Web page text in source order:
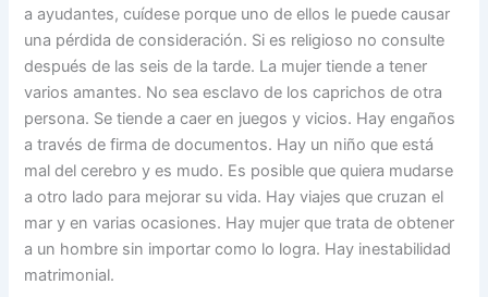
a ayudantes, cuídese porque uno de ellos le puede causar
una pérdida de consideración. Si es religioso no consulte
después de las seis de la tarde. La mujer tiende a tener
varios amantes. No sea esclavo de los caprichos de otra
persona. Se tiende a caer en juegos y vicios. Hay engaños
a través de firma de documentos. Hay un niño que está
mal del cerebro y es mudo. Es posible que quiera mudarse
a otro lado para mejorar su vida. Hay viajes que cruzan el
mar y en varias ocasiones. Hay mujer que trata de obtener
a un hombre sin importar como lo logra. Hay inestabilidad
matrimonial.